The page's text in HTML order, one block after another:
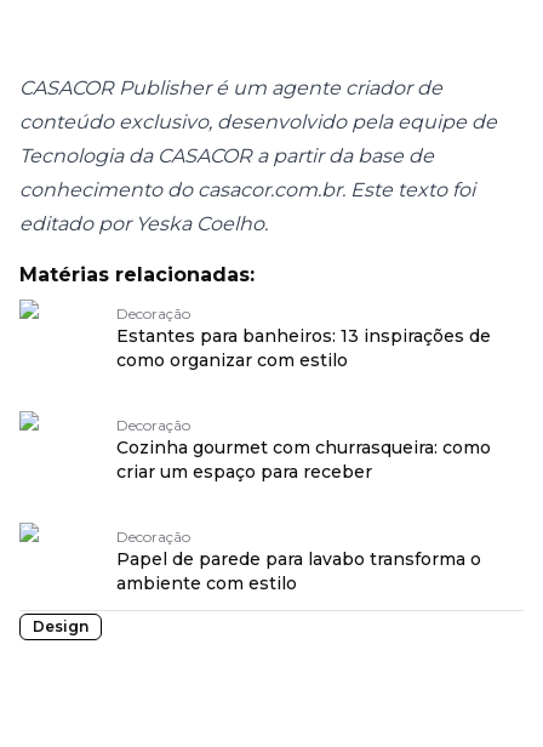
CASACOR Publisher é um agente criador de
conteúdo exclusivo, desenvolvido pela equipe de
Tecnologia da CASACOR a partir da base de
conhecimento do casacor.com.br. Este texto foi
editado por Yeska Coelho.
Matérias relacionadas:
Decoração
Estantes para banheiros: 13 inspirações de
como organizar com estilo
Decoração
Cozinha gourmet com churrasqueira: como
criar um espaço para receber
Decoração
Papel de parede para lavabo transforma o
ambiente com estilo
Design